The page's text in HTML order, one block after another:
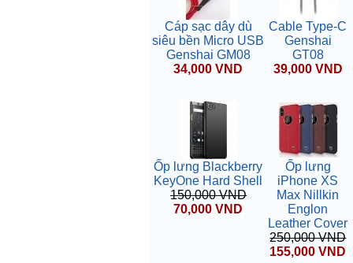
Cáp sạc dây dù
siêu bền Micro USB
Genshai GM08
34,000 VND
Cable Type-C
Genshai
GT08
39,000 VND
Ốp lưng Blackberry
KeyOne Hard Shell
150,000 VND
70,000 VND
Ốp lưng
iPhone XS
Max Nillkin
Englon
Leather Cover
250,000 VND
155,000 VND